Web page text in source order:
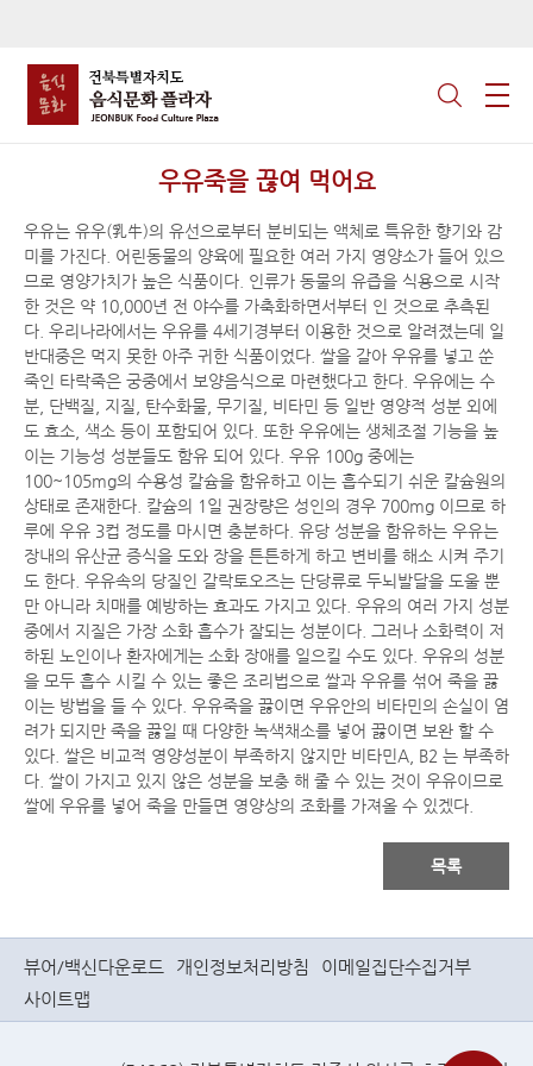
우유죽을 끊여 먹어요
우유는 유우(乳牛)의 유선으로부터 분비되는 액체로 특유한 향기와 감
미를 가진다. 어린동물의 양육에 필요한 여러 가지 영양소가 들어 있으
므로 영양가치가 높은 식품이다. 인류가 동물의 유즙을 식용으로 시작
한 것은 약 10,000년 전 야수를 가축화하면서부터 인 것으로 추측된
다. 우리나라에서는 우유를 4세기경부터 이용한 것으로 알려졌는데 일
반대중은 먹지 못한 아주 귀한 식품이었다. 쌀을 갈아 우유를 넣고 쑨
죽인 타락죽은 궁중에서 보양음식으로 마련했다고 한다. 우유에는 수
분, 단백질, 지질, 탄수화물, 무기질, 비타민 등 일반 영양적 성분 외에
도 효소, 색소 등이 포함되어 있다. 또한 우유에는 생체조절 기능을 높
이는 기능성 성분들도 함유 되어 있다. 우유 100g 중에는
100~105mg의 수용성 칼슘을 함유하고 이는 흡수되기 쉬운 칼슘원의
상태로 존재한다. 칼슘의 1일 권장량은 성인의 경우 700mg 이므로 하
루에 우유 3컵 정도를 마시면 충분하다. 유당 성분을 함유하는 우유는
장내의 유산균 증식을 도와 장을 튼튼하게 하고 변비를 해소 시켜 주기
도 한다. 우유속의 당질인 갈락토오즈는 단당류로 두뇌발달을 도울 뿐
만 아니라 치매를 예방하는 효과도 가지고 있다. 우유의 여러 가지 성분
중에서 지질은 가장 소화 흡수가 잘되는 성분이다. 그러나 소화력이 저
하된 노인이나 환자에게는 소화 장애를 일으킬 수도 있다. 우유의 성분
을 모두 흡수 시킬 수 있는 좋은 조리법으로 쌀과 우유를 섞어 죽을 끓
이는 방법을 들 수 있다. 우유죽을 끓이면 우유안의 비타민의 손실이 염
려가 되지만 죽을 끓일 때 다양한 녹색채소를 넣어 끓이면 보완 할 수
있다. 쌀은 비교적 영양성분이 부족하지 않지만 비타민A, B2 는 부족하
다. 쌀이 가지고 있지 않은 성분을 보충 해 줄 수 있는 것이 우유이므로
쌀에 우유를 넣어 죽을 만들면 영양상의 조화를 가져올 수 있겠다.
목록
뷰어/백신다운로드 개인정보처리방침
이메일집단수집거부
사이트맵